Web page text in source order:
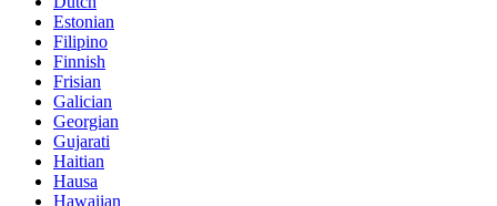
Estonian
Filipino
Finnish
Frisian
Galician
Georgian
Gujarati
Haitian
Hausa
Hawaiian